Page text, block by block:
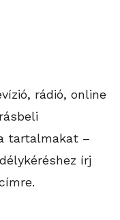
rádió, online
tartalmakat –
írj